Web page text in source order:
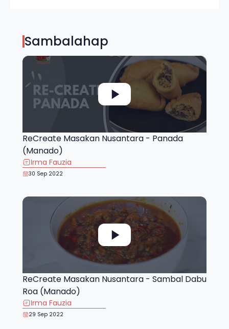
Sambalahap
ReCreate Masakan Nusantara - Panada
(Manado)
Irma Fauzia
30 Sep 2022
ReCreate Masakan Nusantara - Sambal Dabu
Roa (Manado)
Irma Fauzia
29 Sep 2022